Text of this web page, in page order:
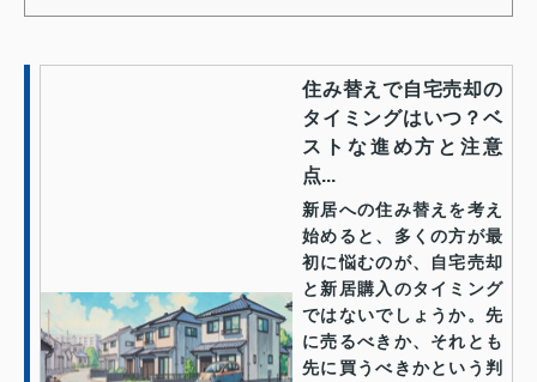
住み替えで自宅売却の
タイミングはいつ？ベ
ストな進め方と注意
点...
新居への住み替えを考え
始めると、多くの方が最
初に悩むのが、自宅売却
と新居購入のタイミング
ではないでしょうか。先
に売るべきか、それとも
先に買うべきかという判